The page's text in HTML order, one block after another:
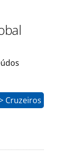
Cruzeiros